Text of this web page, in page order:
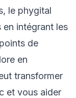
le phygital
intégrant les
de
en
transformer
et vous aider